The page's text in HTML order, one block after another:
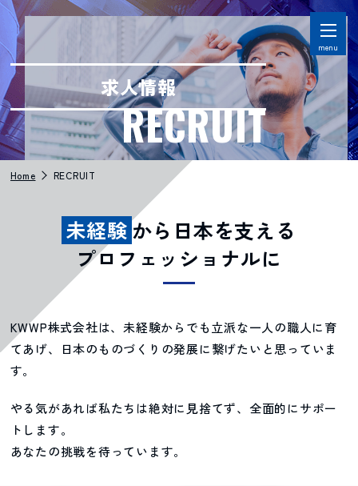
menu
求人情報
RECRUIT
Home RECRUIT
未経験から日本を支える
プロフェッショナルに
KWWP株式会社は、未経験からでも立派な一人の職人に育
てあげ、日本のものづくりの発展に繋げたいと思っていま
す。
やる気があれば私たちは絶対に見捨てず、全面的にサポー
トします。
あなたの挑戦を待っています。